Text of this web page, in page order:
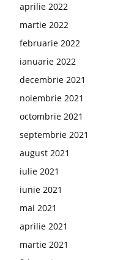
aprilie 2022
martie 2022
februarie 2022
ianuarie 2022
decembrie 2021
noiembrie 2021
octombrie 2021
septembrie 2021
august 2021
iulie 2021
iunie 2021
mai 2021
aprilie 2021
martie 2021